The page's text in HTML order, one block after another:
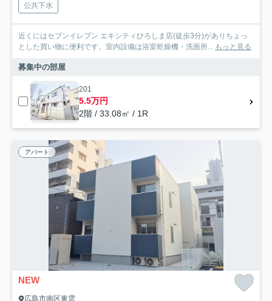
公共下水
近くにはセブンイレブン エキシティひろしま店(徒歩3分)がありちょっ
とした買い物に便利です。室内設備は浴室乾燥機・洗面所... もっと見る
募集中の部屋
201
5.5万円
2階 / 33.08㎡ / 1R
アパート
NEW
広島市南区東雲